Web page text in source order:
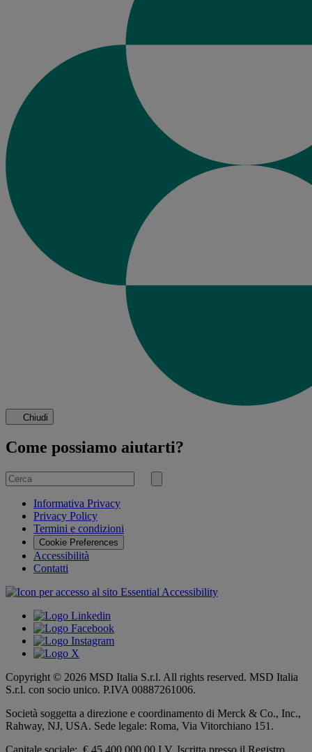
Chiudi
Come possiamo aiutarti?
Cerca
per
Invia
Informativa Privacy
Privacy Policy
Termini e condizioni
Cookie Preferences
Accessibilità
Contatti
Copyright © 2026 MSD Italia S.r.l. All rights reserved. MSD Italia
S.r.l. con socio unico. P.IVA 00887261006.
Società soggetta a direzione e coordinamento di Merck & Co., Inc.,
Rahway, NJ, USA. Sede legale: Roma, Via Vitorchiano 151.